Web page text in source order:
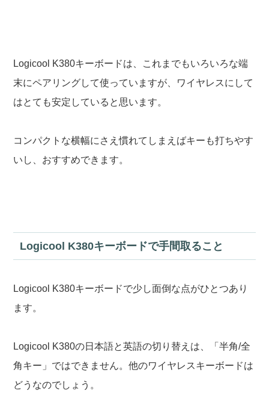
Logicool K380キーボードは、これまでもいろいろな端
末にペアリングして使っていますが、ワイヤレスにして
はとても安定していると思います。
コンパクトな横幅にさえ慣れてしまえばキーも打ちやす
いし、おすすめできます。
Logicool K380キーボードで手間取ること
Logicool K380キーボードで少し面倒な点がひとつあり
ます。
Logicool K380の日本語と英語の切り替えは、「半角/全
角キー」ではできません。他のワイヤレスキーボードは
どうなのでしょう。